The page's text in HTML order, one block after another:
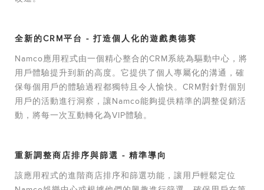
全新的CRM平台 - 打造個人化的遊戲奧德賽
Namco應用程式由一個精心整合的CRM系統為驅動中心，將
用戶體驗提升到新的高度。它提供了個人專屬化的溝通，確
保每個用戶的體驗過程都獨特且令人愉快。CRM對針對個別
用戶的活動進行洞察，讓Namco能夠提供精準的調整促銷活
動，將每一次互動轉化為VIP體驗。
重新調整商店排序與篩選 - 精準導向
該應用程式的進階商店排序和篩選功能，讓用戶輕鬆定位